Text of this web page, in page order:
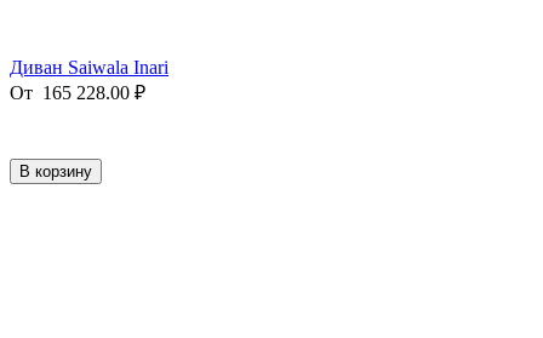
Диван Saiwala Inari
От 165 228.00 ₽
В корзину